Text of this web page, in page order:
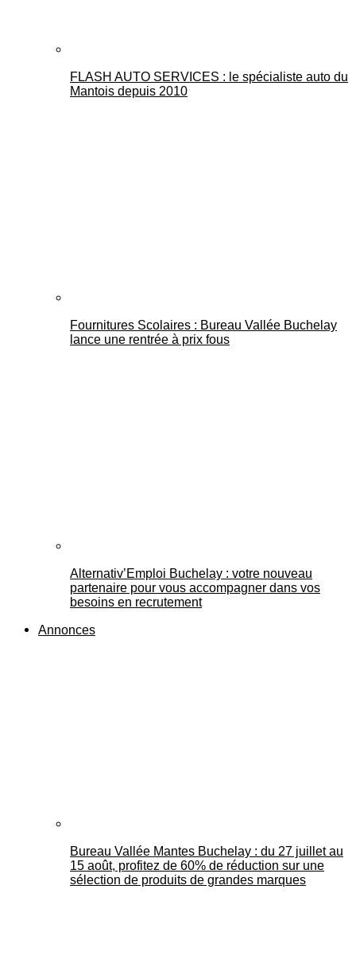
FLASH AUTO SERVICES : le spécialiste auto du
Mantois depuis 2010
Fournitures Scolaires : Bureau Vallée Buchelay
lance une rentrée à prix fous
Alternativ’Emploi Buchelay : votre nouveau
partenaire pour vous accompagner dans vos
besoins en recrutement
Annonces
Bureau Vallée Mantes Buchelay : du 27 juillet au
15 août, profitez de 60% de réduction sur une
sélection de produits de grandes marques